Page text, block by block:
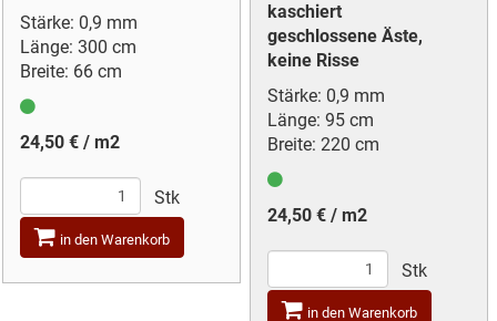
Stärke: 0,9 mm
Länge: 300 cm
Breite: 66 cm
24,50 € / m2
Stk
in den Warenkorb
kaschiert
geschlossene Äste,
keine Risse
Stärke: 0,9 mm
Länge: 95 cm
Breite: 220 cm
24,50 € / m2
Stk
in den Warenkorb